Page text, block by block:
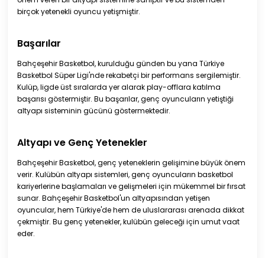
birçok yetenekli oyuncu yetişmiştir.
Başarılar
Bahçeşehir Basketbol, kurulduğu günden bu yana Türkiye
Basketbol Süper Ligi'nde rekabetçi bir performans sergilemiştir.
Kulüp, ligde üst sıralarda yer alarak play-offlara katılma
başarısı göstermiştir. Bu başarılar, genç oyuncuların yetiştiği
altyapı sisteminin gücünü göstermektedir.
Altyapı ve Genç Yetenekler
Bahçeşehir Basketbol, genç yeteneklerin gelişimine büyük önem
verir. Kulübün altyapı sistemleri, genç oyuncuların basketbol
kariyerlerine başlamaları ve gelişmeleri için mükemmel bir fırsat
sunar. Bahçeşehir Basketbol'un altyapısından yetişen
oyuncular, hem Türkiye'de hem de uluslararası arenada dikkat
çekmiştir. Bu genç yetenekler, kulübün geleceği için umut vaat
eder.